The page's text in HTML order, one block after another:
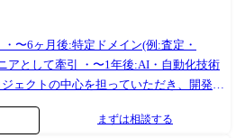
価制度に組み込まれており、積極的なア
・〜6ヶ月後:特定ドメイン(例:査定・
アとして牽引 ・〜1年後:AI・自動化技術
ェクトの中心を担っていただき、開発ス
技術生産性を底上げ 【職務内容】
Cosmos」の開発チームのリード リユース
まずは相談する